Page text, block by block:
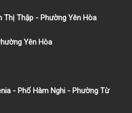
Thị Thập - Phường Yên Hòa
Yên Hòa
- Phố Hàm Nghi - Phường Từ